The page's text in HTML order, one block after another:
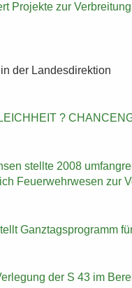
Pro­jek­te zur
der Lan­des­di­rek­ti­on
?
stell­te 2008
Feu­er­wehr­we­sen zur
Ganz­tags­pro­gramm
der S 43 im